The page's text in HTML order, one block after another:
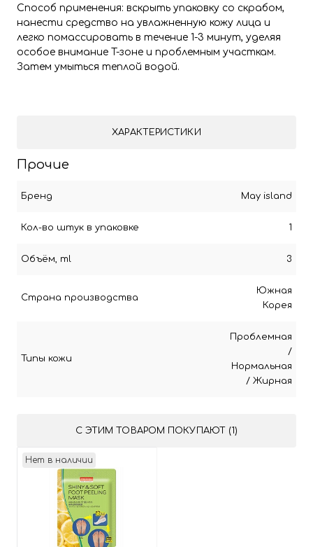
Способ применения: вскрыть упаковку со скрабом,
нанести средство на увлажненную кожу лица и
легко помассировать в течение 1-3 минут, уделяя
особое внимание T-зоне и проблемным участкам.
Затем умыться теплой водой.
ХАРАКТЕРИСТИКИ
Прочие
Бренд May island
Кол-во штук в упаковке 1
Объём, ml 3
Страна производства
Южная
Корея
Типы кожи
Проблемная
/
Нормальная
/ Жирная
С ЭТИМ ТОВАРОМ ПОКУПАЮТ (1)
Нет в наличии